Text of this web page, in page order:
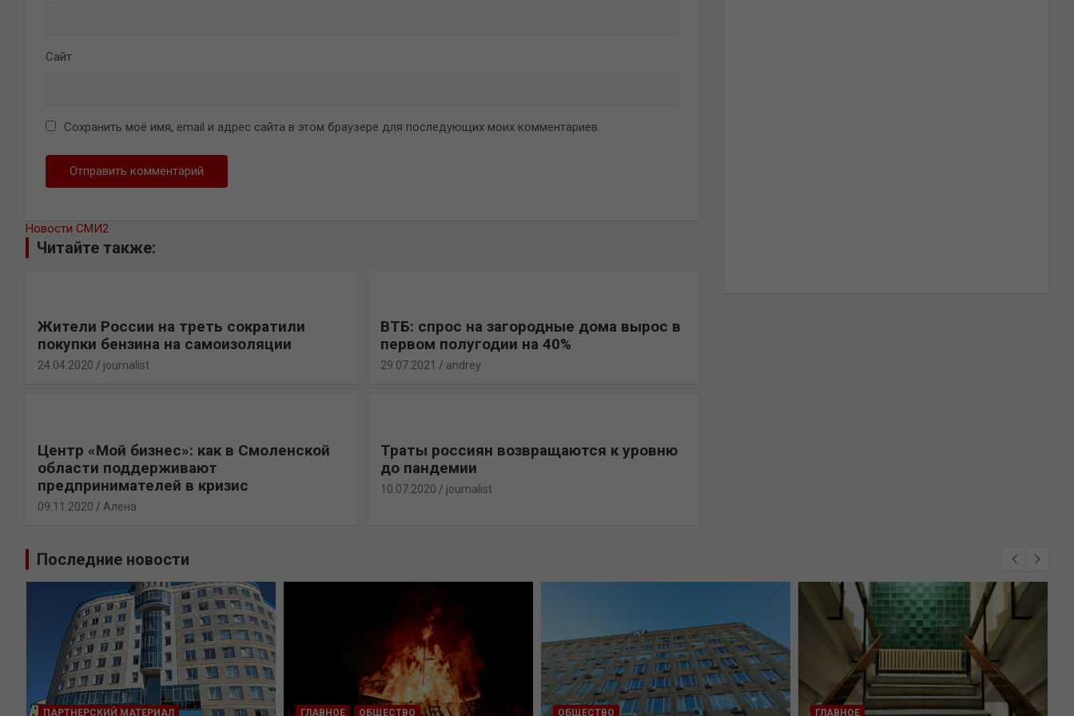
Сайт
Сохранить моё имя, email и адрес сайта в этом браузере для последующих моих комментариев.
Новости СМИ2
Читайте также:
Жители России на треть сократили
покупки бензина на самоизоляции
24.04.2020 journalist
ВТБ: спрос на загородные дома вырос в
первом полугодии на 40%
29.07.2021 andrey
Центр «Мой бизнес»: как в Смоленской
области поддерживают
предпринимателей в кризис
09.11.2020 Алена
Траты россиян возвращаются к уровню
до пандемии
10.07.2020 journalist
Последние новости
ПАРТНЕРСКИЙ МАТЕРИАЛ ГЛАВНОЕ ОБЩЕСТВО ОБЩЕСТВО ГЛАВНОЕ